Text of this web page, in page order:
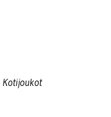
Kotijoukot